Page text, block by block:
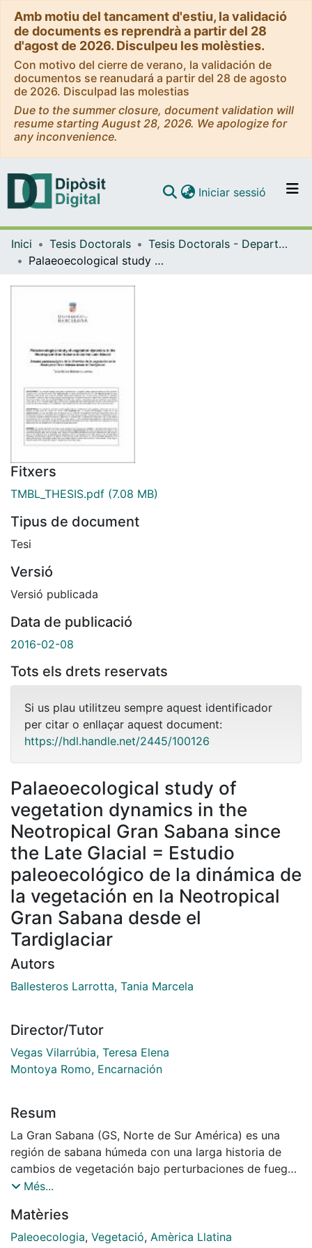
Amb motiu del tancament d'estiu, la validació
de documents es reprendrà a partir del 28
d'agost de 2026. Disculpeu les molèsties.
Con motivo del cierre de verano, la validación de
documentos se reanudará a partir del 28 de agosto
de 2026. Disculpad las molestias
Due to the summer closure, document validation will
resume starting August 28, 2026. We apologize for
any inconvenience.
Navega per tot el DD
Com publicar
Iniciar sessió (current)
Inici Tesis Doctorals
Tesis Doctorals - Departament - Ecologia
Palaeoecological study of vegetation dynamics in the Neotropical Gran Sabana since the Late Glacial = Estudio paleoecológico de la dinámica de la vegetación en la Neotropical Gran Sabana desde el Tardiglaciar
Fitxers
TMBL_THESIS.pdf (7.08 MB)
Tipus de document
Tesi
Versió
Versió publicada
Data de publicació
2016-02-08
Tots els drets reservats
Si us plau utilitzeu sempre aquest identificador
per citar o enllaçar aquest document:
https://hdl.handle.net/2445/100126
Palaeoecological study of
vegetation dynamics in the
Neotropical Gran Sabana since
the Late Glacial = Estudio
paleoecológico de la dinámica de
la vegetación en la Neotropical
Gran Sabana desde el
Tardiglaciar
Autors
Ballesteros Larrotta, Tania Marcela
Director/Tutor
Vegas Vilarrúbia, Teresa Elena
Montoya Romo, Encarnación
Resum
La Gran Sabana (GS, Norte de Sur América) es una
región de sabana húmeda con una larga historia de
cambios de vegetación bajo perturbaciones de fuego.
En esta tesis se realizó una evaluación detallada de la
ecológicos de la GS desde el Tardiglaciar hasta el
presente, basada en el análisis palinológico de dos
Més...
Matèries
Paleoecologia, Vegetació, Amèrica Llatina